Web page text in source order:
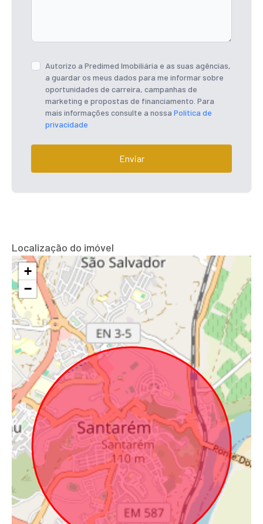
Autorizo a Predimed Imobiliária e as suas agências,
a guardar os meus dados para me informar sobre
oportunidades de carreira, campanhas de
marketing e propostas de financiamento. Para
mais informações consulte a nossa Política de
privacidade
Enviar
Localização do imóvel
+
−